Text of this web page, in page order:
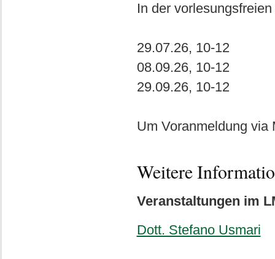
In der
29.07.26, 10-12
08.09.26, 10-12
29.09.26, 10-12
Um Voranmeldung via
Weitere
Veranstaltungen im
Dott. Stefano Usmari